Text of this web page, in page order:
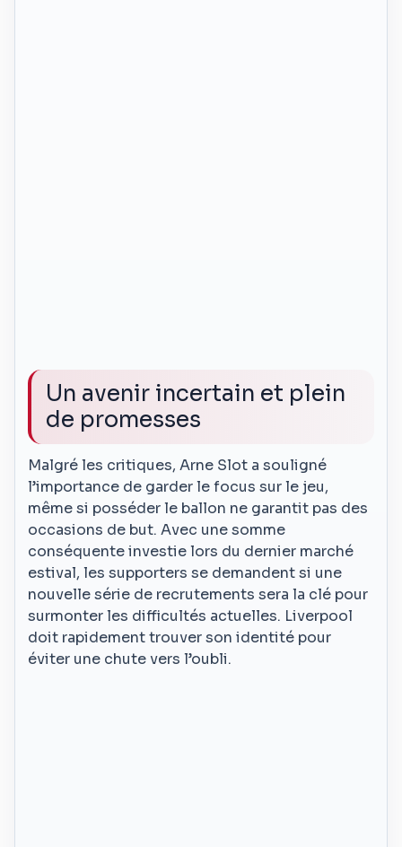
Un avenir incertain et plein
de promesses
Malgré les critiques, Arne Slot a souligné
l’importance de garder le focus sur le jeu,
même si posséder le ballon ne garantit pas des
occasions de but. Avec une somme
conséquente investie lors du dernier marché
estival, les supporters se demandent si une
nouvelle série de recrutements sera la clé pour
surmonter les difficultés actuelles. Liverpool
doit rapidement trouver son identité pour
éviter une chute vers l’oubli.